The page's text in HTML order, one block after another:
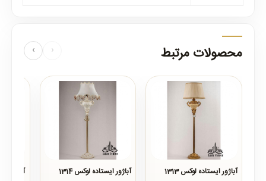
محصولات مرتبط ‹
›
آباژور ایستاده لوکس 1313 آباژور ایستاده لوکس 1314 آباژور